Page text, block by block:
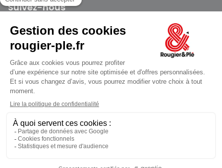
Ferme à 19:30
Suivez-nous
Rougier et Plé 2024 Copyright
Mentions légales
Conditions générales des ventes
Données personnelles
Paiement sécurisé